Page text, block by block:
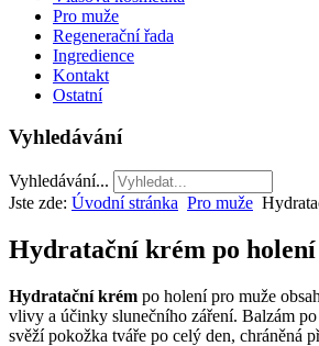
Pro muže
Regenerační řada
Ingredience
Kontakt
Ostatní
Vyhledávání
Vyhledávání...
Jste zde: Úvodní stránka Pro muže
Hydratační krém po
Hydratační krém po holení pro muže
vlivy a účinky slunečního záření. Balzám
svěží pokožka tváře po celý den, chráněná